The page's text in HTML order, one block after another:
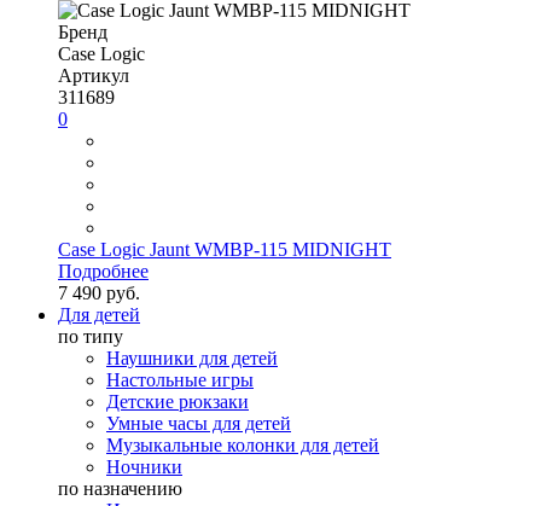
Бренд
Case Logic
Артикул
311689
0
Case Logic Jaunt WMBP-115 MIDNIGHT
Подробнее
7 490 руб.
Для детей
по типу
Наушники для детей
Настольные игры
Детские рюкзаки
Умные часы для детей
Музыкальные колонки для детей
Ночники
по назначению